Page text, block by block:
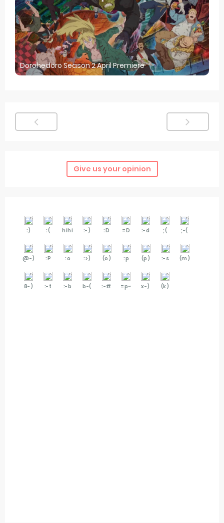
Dorohedoro Season 2 April Premiere
Give us your opinion
:) :( hihi :-) :D =D :-d ;( ;-(
@-) :P :o :>) (o) :p (p) :-s (m)
8-) :-t :-b b-( :-# =p~ x-) (k)